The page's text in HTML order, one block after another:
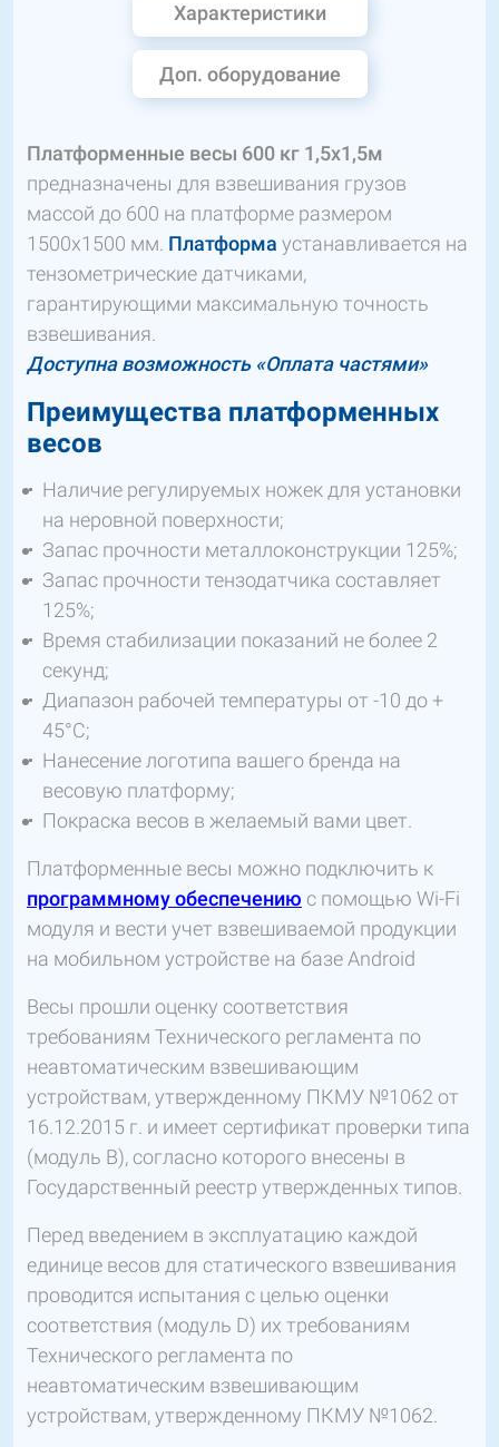
Характеристики
Доп. оборудование
Платформенные весы 600 кг 1,5х1,5м
предназначены для взвешивания грузов
массой до 600 на платформе размером
1500х1500 мм. Платформа устанавливается на
тензометрические датчиками,
гарантирующими максимальную точность
взвешивания.
Доступна возможность «Оплата частями»
Преимущества платформенных
весов
Наличие регулируемых ножек для установки
на неровной поверхности;
Запас прочности металлоконструкции 125%;
Запас прочности тензодатчика составляет
125%;
Время стабилизации показаний не более 2
секунд;
Диапазон рабочей температуры от -10 до +
45°C;
Нанесение логотипа вашего бренда на
весовую платформу;
Покраска весов в желаемый вами цвет.
Платформенные весы можно подключить к
программному обеспечению с помощью Wi-Fi
модуля и вести учет взвешиваемой продукции
на мобильном устройстве на базе Android
Весы прошли оценку соответствия
требованиям Технического регламента по
неавтоматическим взвешивающим
устройствам, утвержденному ПКМУ №1062 от
16.12.2015 г. и имеет сертификат проверки типа
(модуль В), согласно которого внесены в
Государственный реестр утвержденных типов.
Перед введением в эксплуатацию каждой
единице весов для статического взвешивания
проводится испытания с целью оценки
соответствия (модуль D) их требованиям
Технического регламента по
неавтоматическим взвешивающим
устройствам, утвержденному ПКМУ №1062.